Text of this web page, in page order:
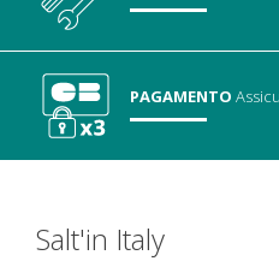
PAGAMENTO
Salt'in Italy